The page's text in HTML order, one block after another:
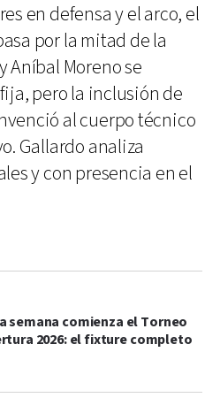
en defensa y el arco, el
por la mitad de la
Aníbal Moreno se
pero la inclusión de
al cuerpo técnico
Gallardo analiza
y con presencia en el
semana comienza el Torneo
2026: el fixture completo